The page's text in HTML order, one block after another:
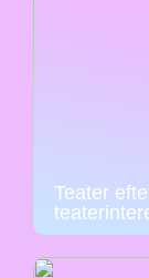
Teater